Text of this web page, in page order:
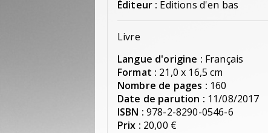
Éditeur : Editions d'en bas
Livre
Langue d'origine : Français
Format : 21,0 x 16,5 cm
Nombre de pages : 160
Date de parution : 11/08/2017
ISBN : 978-2-8290-0546-6
Prix : 20,00 €